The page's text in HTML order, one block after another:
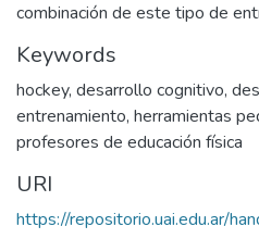
combinación de este tipo de
Keywords
hockey, desarrollo cognitivo,
entrenamiento, herramientas
profesores de educación física
URI
https://repositorio.uai.edu.ar/